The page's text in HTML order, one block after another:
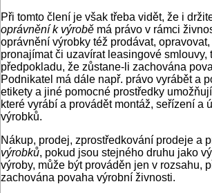
Při tomto člení je však třeba vidět, že i
oprávnění k výrobě má právo v rámci
oprávnění výrobky též prodávat,
pronajímat či uzavírat leasingové smlouvy,
předpokladu, že zůstane-li zachována
Podnikatel má dále např. právo vyrábět a
etikety a jiné pomocné prostředky
které vyrábí a provádět montáž, seřízení a
výrobků.
Nákup, prodej, zprostředkování prodeje a
výrobků, pokud jsou stejného druhu jako
výroby, může být prováděn jen v rozsahu,
zachována povaha výrobní živnosti.